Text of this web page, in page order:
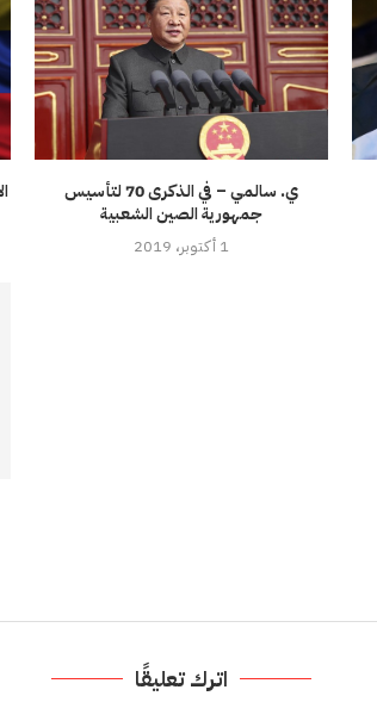
ي. سالمي – في الذكرى 70 لتأسيس
جمهورية الصين الشعبية
1 أكتوبر، 2019
اترك تعليقًا